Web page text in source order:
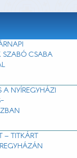
SZABÓ CSABA
A NYÍREGYHÁZI
– TITKÁRT